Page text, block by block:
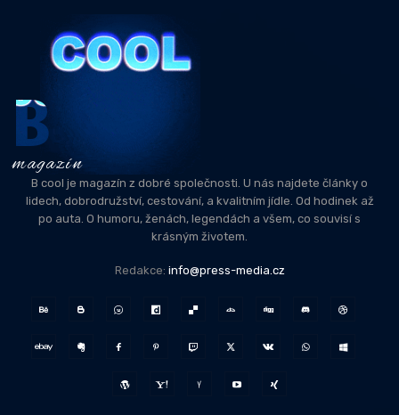
B
magazín
B cool je magazín z dobré společnosti. U nás najdete články o
lidech, dobrodružství, cestování, a kvalitním jídle. Od hodinek až
po auta. O humoru, ženách, legendách a všem, co souvisí s
krásným životem.
Redakce: info@press-media.cz